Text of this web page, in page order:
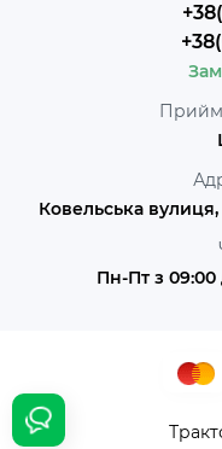
Ковельська
Пн-Пт з 09:00